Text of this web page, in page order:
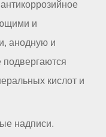
и
анодную и
подвергаются
кислот и
надписи.